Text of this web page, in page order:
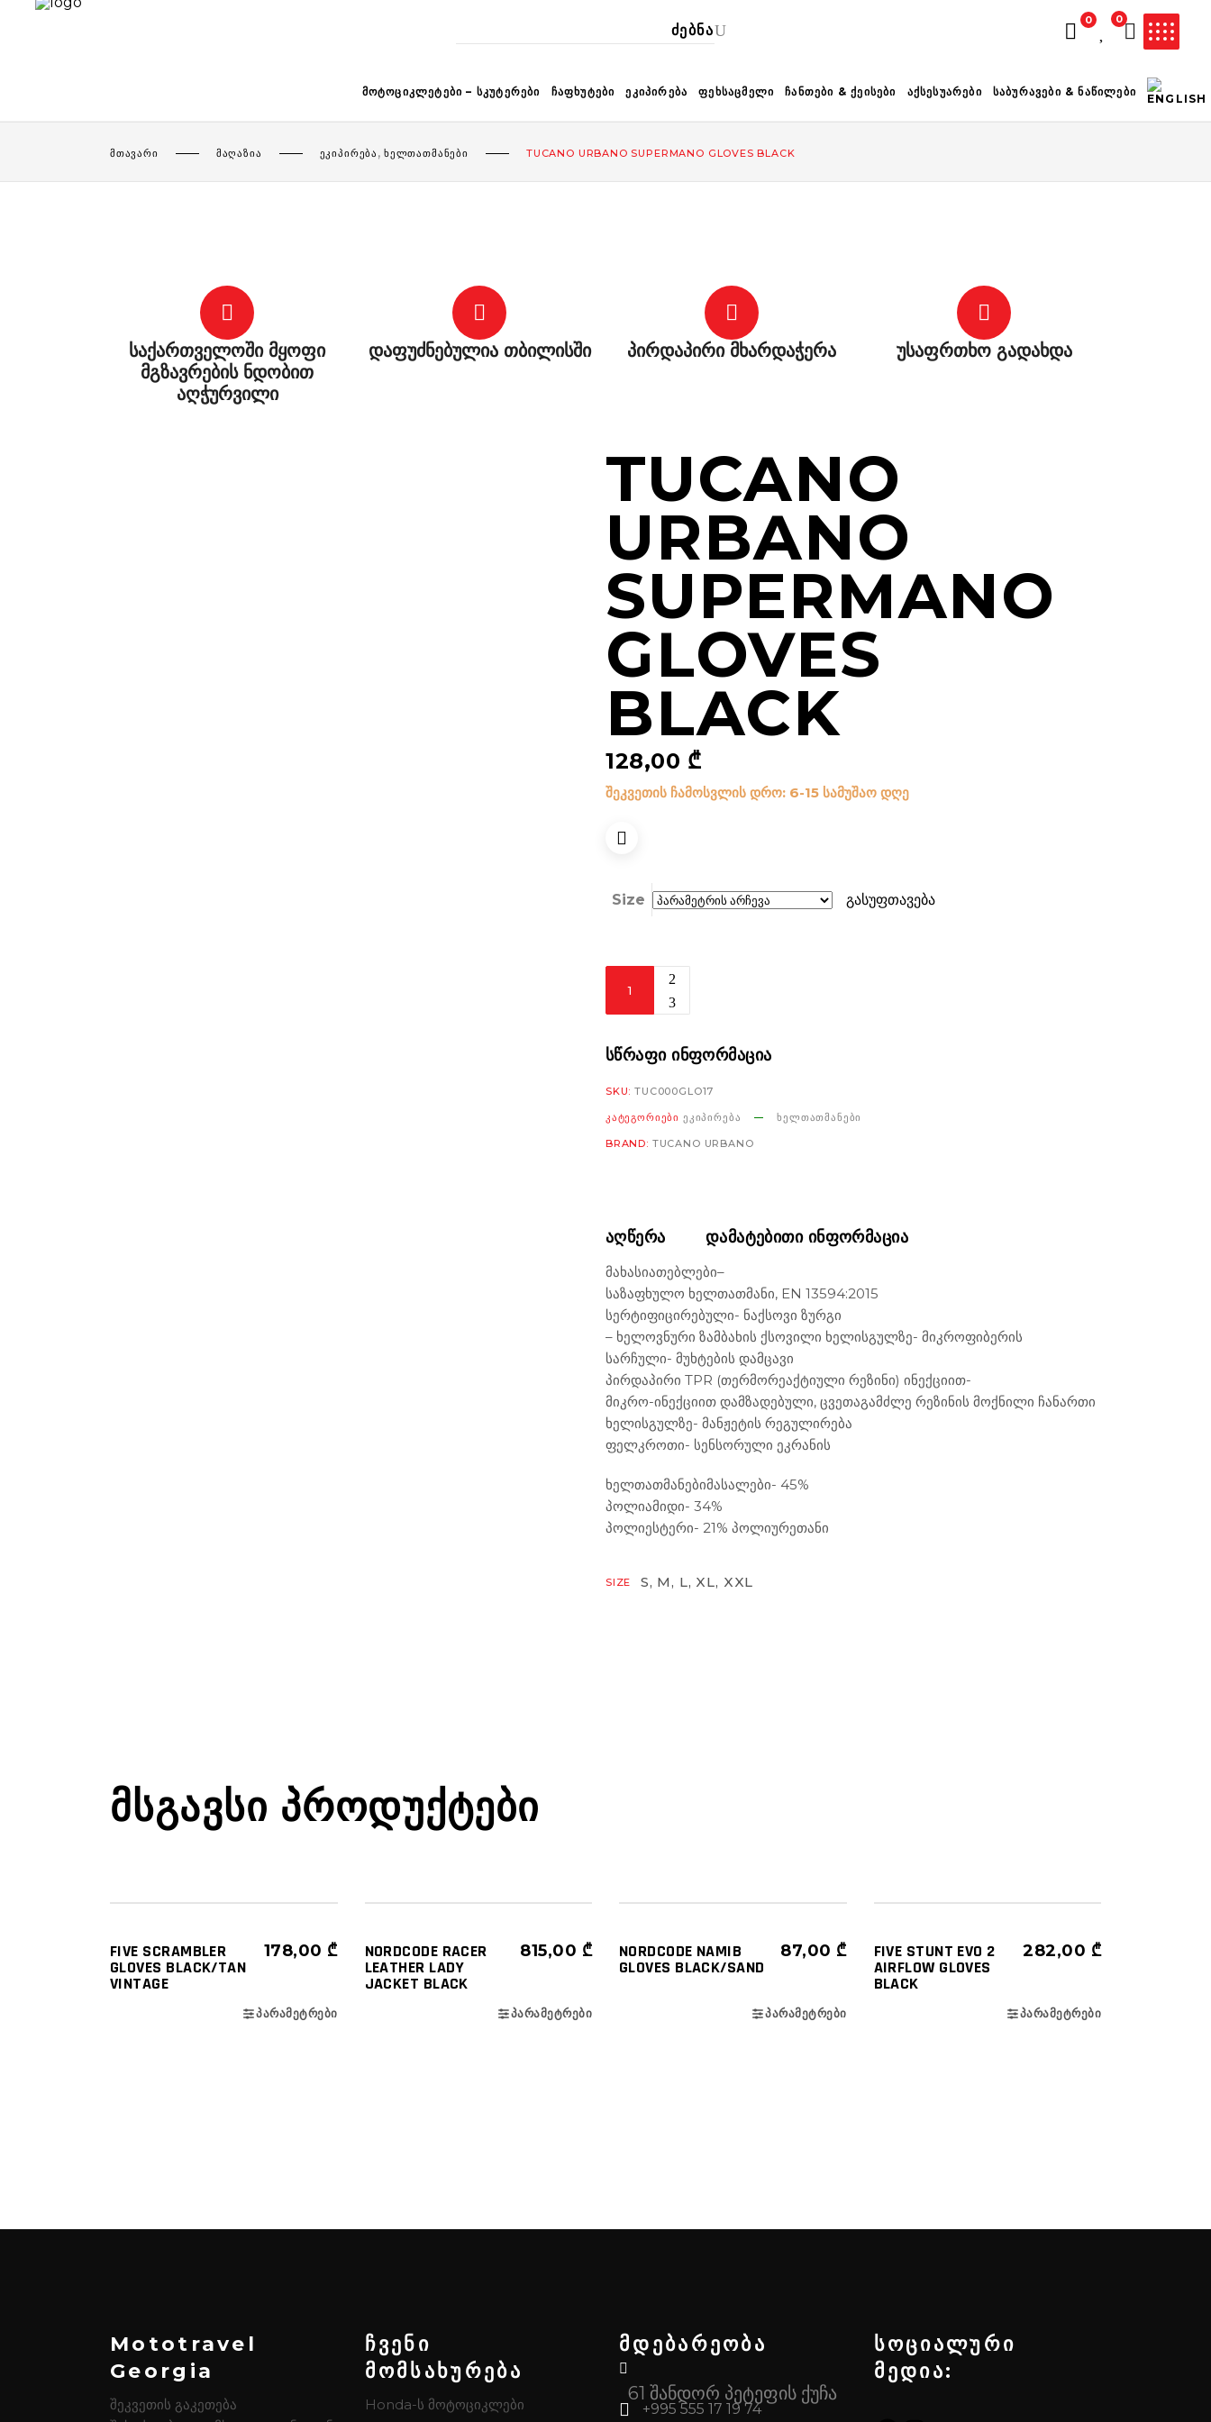
0 0
ᲛᲝᲢᲝᲪᲘᲙᲚᲔᲢᲔᲑᲘ – ᲡᲙᲣᲢᲔᲠᲔᲑᲘ ᲩᲐᲤᲮᲣᲢᲔᲑᲘ ᲔᲙᲘᲞᲘᲠᲔᲑᲐ ᲤᲔᲮᲡᲐᲪᲛᲔᲚᲘ ᲩᲐᲜᲗᲔᲑᲘ & ᲥᲔᲘᲡᲔᲑᲘ ᲐᲥᲡᲔᲡᲣᲐᲠᲔᲑᲘ ᲡᲐᲑᲣᲠᲐᲕᲔᲑᲘ & ᲜᲐᲬᲘᲚᲔᲑᲘ
ᲛᲗᲐᲕᲐᲠᲘ ᲛᲐᲦᲐᲖᲘᲐ ᲔᲙᲘᲞᲘᲠᲔᲑᲐ , ᲮᲔᲚᲗᲐᲗᲛᲐᲜᲔᲑᲘ TUCANO URBANO SUPERMANO GLOVES BLACK
საქართველოში მყოფი
მგზავრების ნდობით
აღჭურვილი
დაფუძნებულია თბილისში პირდაპირი მხარდაჭერა უსაფრთხო გადახდა
TUCANO
URBANO
SUPERMANO
GLOVES
BLACK
128,00 ₾
შეკვეთის ჩამოსვლის დრო: 6-15 სამუშაო დღე
Size გასუფთავება
Gloves
რაოდენობა
ᲡᲬᲠᲐᲤᲘ ᲘᲜᲤᲝᲠᲛᲐᲪᲘᲐ
SKU:TUC000GLO17
ᲙᲐᲢᲔᲒᲝᲠᲘᲔᲑᲘ ᲔᲙᲘᲞᲘᲠᲔᲑᲐ ᲮᲔᲚᲗᲐᲗᲛᲐᲜᲔᲑᲘ
BRAND: TUCANO URBANO
ᲐᲦᲬᲔᲠᲐ ᲓᲐᲛᲐᲢᲔᲑᲘᲗᲘ ᲘᲜᲤᲝᲠᲛᲐᲪᲘᲐ
მახასიათებლები–
საზაფხულო ხელთათმანი, EN 13594:2015
სერტიფიცირებული- ნაქსოვი ზურგი
– ხელოვნური ზამბახის ქსოვილი ხელისგულზე- მიკროფიბერის
სარჩული- მუხტების დამცავი
პირდაპირი TPR (თერმორეაქტიული რეზინი) ინექციით-
მიკრო-ინექციით დამზადებული, ცვეთაგამძლე რეზინის მოქნილი ჩანართი
ხელისგულზე- მანჟეტის რეგულირება
ფელკროთი- სენსორული ეკრანის
ხელთათმანებიმასალები- 45%
პოლიამიდი- 34%
პოლიესტერი- 21% პოლიურეთანი
SIZE S, M, L, XL, XXL
ᲛᲡᲒᲐᲕᲡᲘ ᲞᲠᲝᲓᲣᲥᲢᲔᲑᲘ
FIVE SCRAMBLER
GLOVES BLACK/TAN
VINTAGE
178,00 ₾
ᲞᲐᲠᲐᲛᲔᲢᲠᲔᲑᲘ
NORDCODE RACER
LEATHER LADY
JACKET BLACK
815,00 ₾
ᲞᲐᲠᲐᲛᲔᲢᲠᲔᲑᲘ
NORDCODE NAMIB
GLOVES BLACK/SAND
87,00 ₾
ᲞᲐᲠᲐᲛᲔᲢᲠᲔᲑᲘ
FIVE STUNT EVO 2
AIRFLOW GLOVES
BLACK
282,00 ₾
ᲞᲐᲠᲐᲛᲔᲢᲠᲔᲑᲘ
Mototravel
Georgia
შეკვეთის გაკეთება
ჩვენი
მომსახურება
Honda-ს მოტოციკლები
მდებარეობა
61 შანდორ პეტეფის ქუჩა
+995 555 17 19 74
სოციალური
მედია: